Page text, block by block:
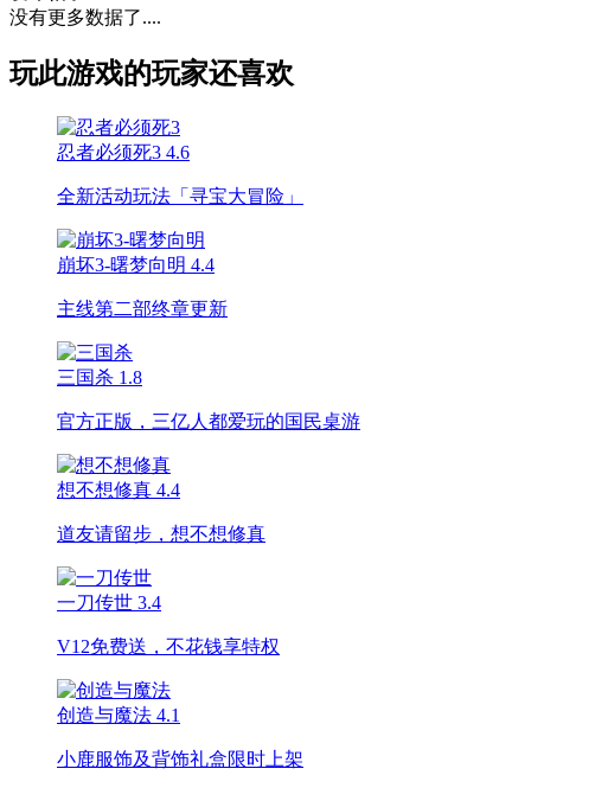
没有更多数据了....
玩此游戏的玩家还喜欢
忍者必须死3 4.6
全新活动玩法「寻宝大冒险」
崩坏3-曙梦向明 4.4
主线第二部终章更新
三国杀 1.8
官方正版，三亿人都爱玩的国民桌游
想不想修真 4.4
道友请留步，想不想修真
一刀传世 3.4
V12免费送，不花钱享特权
创造与魔法 4.1
小鹿服饰及背饰礼盒限时上架